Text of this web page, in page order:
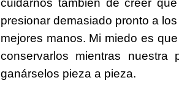
presionar demasiado pronto a
mejores manos. Mi miedo es
conservarlos mientras nuestra
ganárselos pieza a pieza.